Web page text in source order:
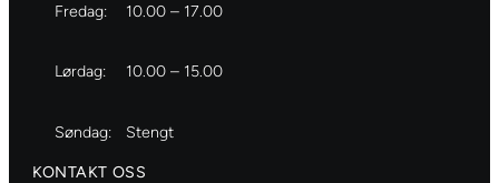
Fredag: 10.00 – 17.00
Lørdag: 10.00 – 15.00
Søndag: Stengt
KONTAKT OSS